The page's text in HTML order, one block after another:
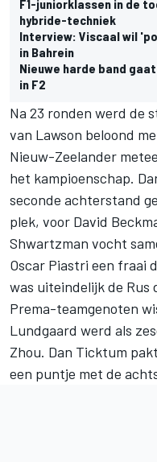
F1-juniorklassen in de
hybride-techniek
Interview: Viscaal wil
in Bahrein
Nieuwe harde band
in F2
Na 23 ronden werd de
van Lawson beloond
Nieuw-Zeelander
het kampioenschap.
seconde achterstand
plek, voor David
Shwartzman vocht
Oscar Piastri een fraai
was uiteindelijk de Rus
Prema-teamgenoten
Lundgaard werd als
Zhou. Dan Ticktum
een puntje met de